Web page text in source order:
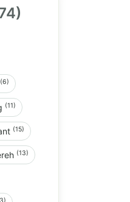
(6)
(11)
(15)
(13)